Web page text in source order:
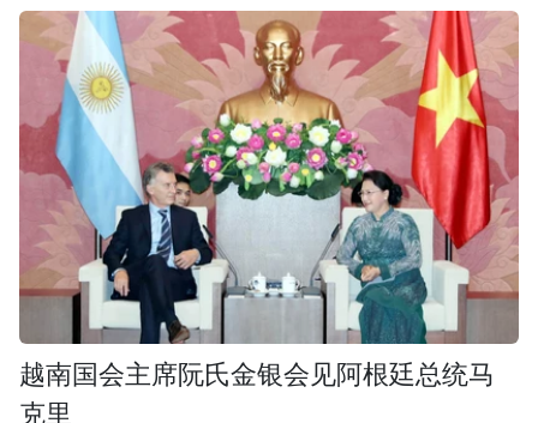
越南国会主席阮氏金银会见阿根廷总统马
克里